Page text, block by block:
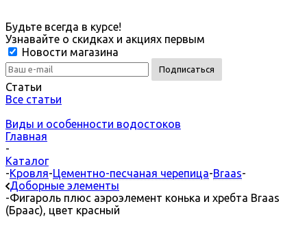
Будьте всегда в курсе!
Узнавайте о скидках и акциях первым
Новости магазина
Статьи
Все статьи
Виды и особенности водостоков
Главная
-
Каталог
-Кровля-Цементно-песчаная черепица-Braas-
Доборные элементы
-Фигароль плюс аэроэлемент конька и хребта Braas
(Браас), цвет красный